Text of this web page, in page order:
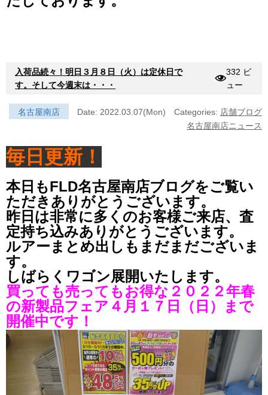
入荷品続々！明日３月８日（火）は定休日で
す。そして今週末は・・・
332 ビ
ュー
名古屋南店 Date: 2022.03.07(Mon) Categories: 店舗ブログ
名古屋南店ニュース
毎日更新！
本日もFLD名古屋南店ブログをご覧い
ただきありがとうございます。
昨日は非常に多くのお客様ご来店、査
定持ち込みありがとうございます。
ルアーまとめ出しもまだまだございま
す。
しばらくワゴン展開いたします。
買っても売ってもお得な２０２２年春
の新製品フェア４月１７日（日）まで
開催中です！